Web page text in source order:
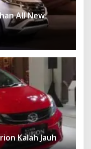
All New
Kalah Jauh